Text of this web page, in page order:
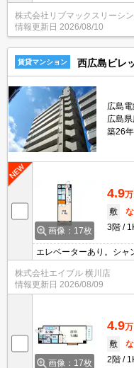
ト無料☆オートロック完
ど水回り設備充実♪都市ガ
株式会社リブマックスリーシ
情報更新日 2026/08/10
賃貸マンション 西広島ビレ
広島
広島
築26年
画像：17枚
4.9万
敷
3階
エレベーターあり。シャ
株式会社エイブル 横川店
情報更新日 2026/08/09
画像：17枚
4.9万
敷
2階